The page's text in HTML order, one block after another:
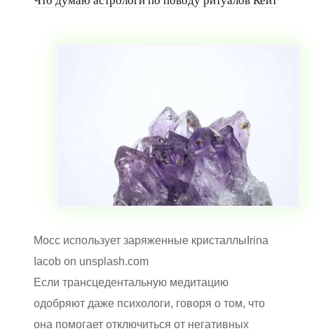
Мосс использует заряженные кристаллыIrina
Iacob on unsplash.com
Если трансцедентальную медитацию
одобряют даже психологи, говоря о том, что
она помогает отключиться от негативных